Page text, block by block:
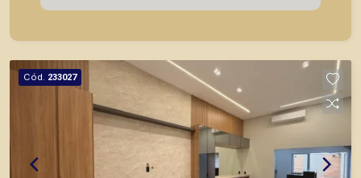
vendas de imóveis prontos, usados ou mesmo
Cód. 233027